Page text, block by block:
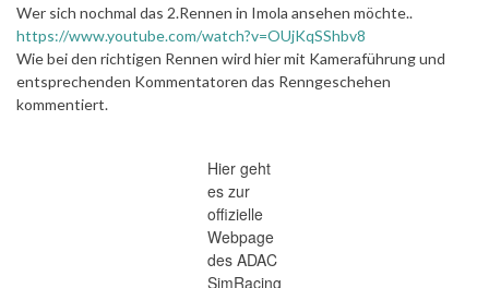
Wer sich nochmal das 2.Rennen in Imola ansehen möchte..
https://www.youtube.com/watch?v=OUjKqSShbv8
Wie bei den richtigen Rennen wird hier mit Kameraführung und
entsprechenden Kommentatoren das Renngeschehen
kommentiert.
Hier geht
es zur
offizielle
Webpage
des ADAC
SimRacing